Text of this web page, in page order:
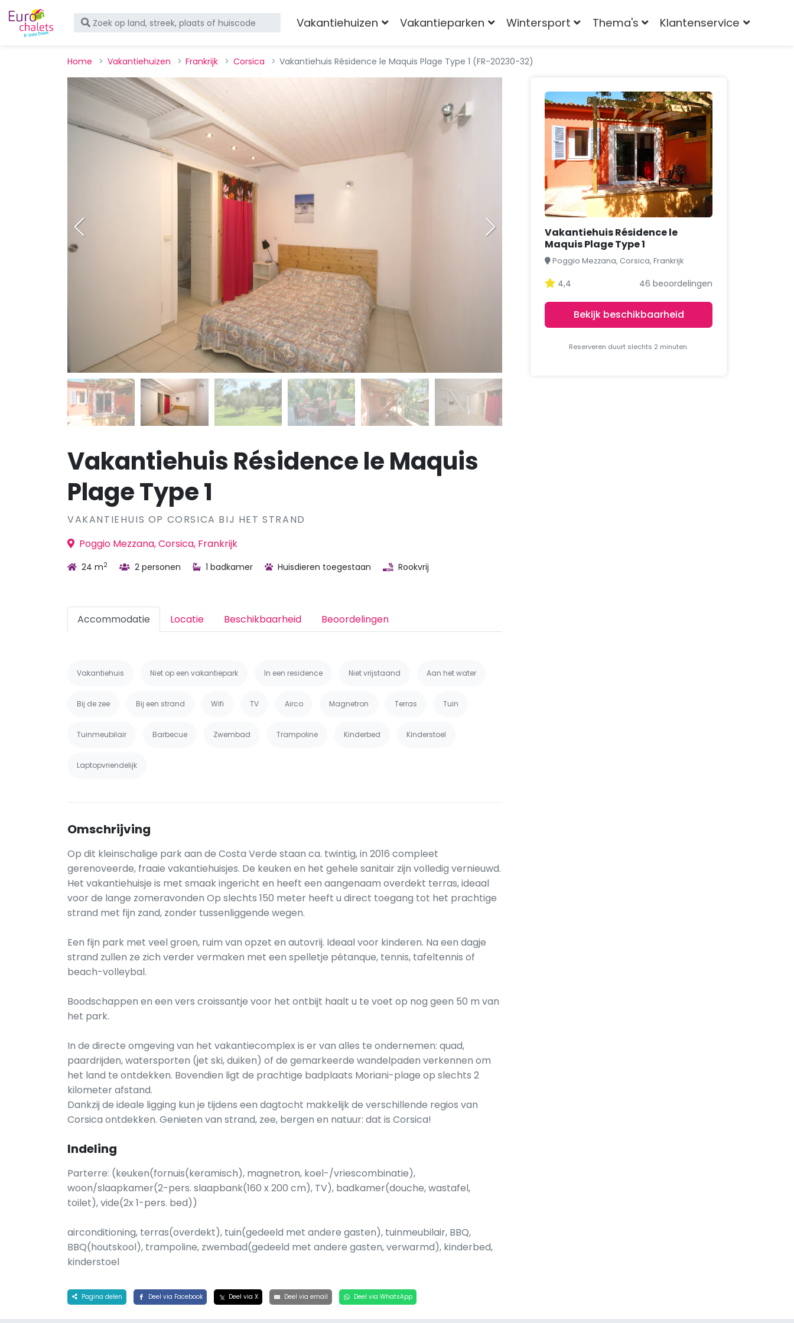
Vakantiehuizen Vakantieparken Wintersport Thema's Klantenservice
Home Vakantiehuizen Frankrijk Corsica Vakantiehuis Résidence le Maquis Plage Type 1 (FR-20230-32)
Vakantiehuis Résidence le Maquis
Plage Type 1
VAKANTIEHUIS OP CORSICA BIJ HET STRAND
Poggio Mezzana, Corsica, Frankrijk
24 m2 2 personen 1 badkamer Huisdieren toegestaan Rookvrij
Accommodatie Locatie Beschikbaarheid Beoordelingen
Vakantiehuis Niet op een vakantiepark In een residence Niet vrijstaand Aan het water
Bij de zee Bij een strand Wifi TV Airco Magnetron Terras Tuin
Tuinmeubilair Barbecue Zwembad Trampoline Kinderbed Kinderstoel
Laptopvriendelijk
Omschrijving
Op dit kleinschalige park aan de Costa Verde staan ca. twintig, in 2016 compleet
gerenoveerde, fraaie vakantiehuisjes. De keuken en het gehele sanitair zijn volledig vernieuwd.
Het vakantiehuisje is met smaak ingericht en heeft een aangenaam overdekt terras, ideaal
voor de lange zomeravonden Op slechts 150 meter heeft u direct toegang tot het prachtige
strand met fijn zand, zonder tussenliggende wegen.
Een fijn park met veel groen, ruim van opzet en autovrij. Ideaal voor kinderen. Na een dagje
strand zullen ze zich verder vermaken met een spelletje pétanque, tennis, tafeltennis of
beach-volleybal.
Boodschappen en een vers croissantje voor het ontbijt haalt u te voet op nog geen 50 m van
het park.
In de directe omgeving van het vakantiecomplex is er van alles te ondernemen: quad,
paardrijden, watersporten (jet ski, duiken) of de gemarkeerde wandelpaden verkennen om
het land te ontdekken. Bovendien ligt de prachtige badplaats Moriani-plage op slechts 2
kilometer afstand.
Dankzij de ideale ligging kun je tijdens een dagtocht makkelijk de verschillende regios van
Corsica ontdekken. Genieten van strand, zee, bergen en natuur: dat is Corsica!
Indeling
Parterre: (keuken(fornuis(keramisch), magnetron, koel-/vriescombinatie),
woon/slaapkamer(2-pers. slaapbank(160 x 200 cm), TV), badkamer(douche, wastafel,
toilet), vide(2x 1-pers. bed))
airconditioning, terras(overdekt), tuin(gedeeld met andere gasten), tuinmeubilair, BBQ,
BBQ(houtskool), trampoline, zwembad(gedeeld met andere gasten, verwarmd), kinderbed,
kinderstoel
Pagina delen Deel via Facebook Deel via X Deel via email Deel via WhatsApp
Vakantiehuis Résidence le
Maquis Plage Type 1
Poggio Mezzana, Corsica, Frankrijk
4,4 46 beoordelingen
Bekijk beschikbaarheid
Reserveren duurt slechts 2 minuten.